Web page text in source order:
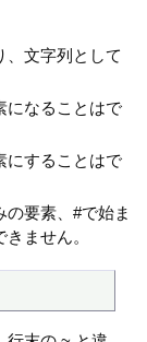
、文字列として
になることはで
にすることはで
要素、#で始ま
ません。